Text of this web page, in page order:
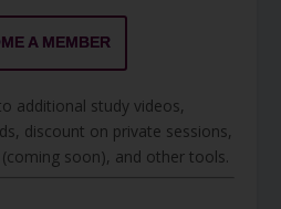
A MEMBER
additional study videos,
discount on private sessions,
soon), and other tools.